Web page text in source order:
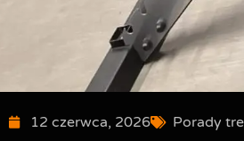
12 czerwca, 2026 Porady